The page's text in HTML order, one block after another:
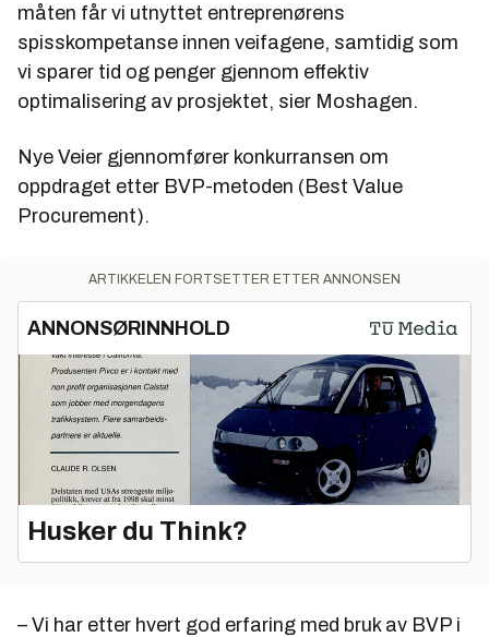
måten får vi utnyttet entreprenørens
spisskompetanse innen veifagene, samtidig som
vi sparer tid og penger gjennom effektiv
optimalisering av prosjektet, sier Moshagen.
Nye Veier gjennomfører konkurransen om
oppdraget etter BVP-metoden (Best Value
Procurement).
ARTIKKELEN FORTSETTER ETTER ANNONSEN
ANNONSØRINNHOLD
Husker du Think?
– Vi har etter hvert god erfaring med bruk av BVP i